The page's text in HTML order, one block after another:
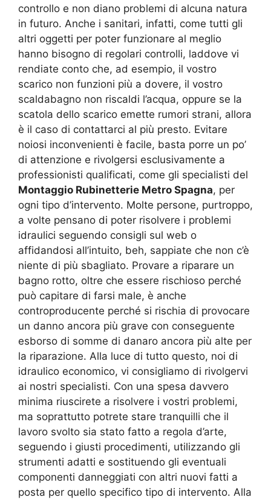
controllo e non diano problemi di alcuna natura
in futuro. Anche i sanitari, infatti, come tutti gli
altri oggetti per poter funzionare al meglio
hanno bisogno di regolari controlli, laddove vi
rendiate conto che, ad esempio, il vostro
scarico non funzioni più a dovere, il vostro
scaldabagno non riscaldi l’acqua, oppure se la
scatola dello scarico emette rumori strani, allora
è il caso di contattarci al più presto. Evitare
noiosi inconvenienti è facile, basta porre un po’
di attenzione e rivolgersi esclusivamente a
professionisti qualificati, come gli specialisti del
Montaggio Rubinetterie Metro Spagna, per
ogni tipo d’intervento. Molte persone, purtroppo,
a volte pensano di poter risolvere i problemi
idraulici seguendo consigli sul web o
affidandosi all’intuito, beh, sappiate che non c’è
niente di più sbagliato. Provare a riparare un
bagno rotto, oltre che essere rischioso perché
può capitare di farsi male, è anche
controproducente perché si rischia di provocare
un danno ancora più grave con conseguente
esborso di somme di danaro ancora più alte per
la riparazione. Alla luce di tutto questo, noi di
idraulico economico, vi consigliamo di rivolgervi
ai nostri specialisti. Con una spesa davvero
minima riuscirete a risolvere i vostri problemi,
ma soprattutto potrete stare tranquilli che il
lavoro svolto sia stato fatto a regola d’arte,
seguendo i giusti procedimenti, utilizzando gli
strumenti adatti e sostituendo gli eventuali
componenti danneggiati con altri nuovi fatti a
posta per quello specifico tipo di intervento. Alla